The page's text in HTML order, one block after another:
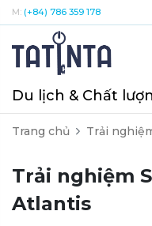
M: (+84) 786 359 178
Du lịch & Chất
Trang chủ Trải
Trải nghiệm
Atlantis